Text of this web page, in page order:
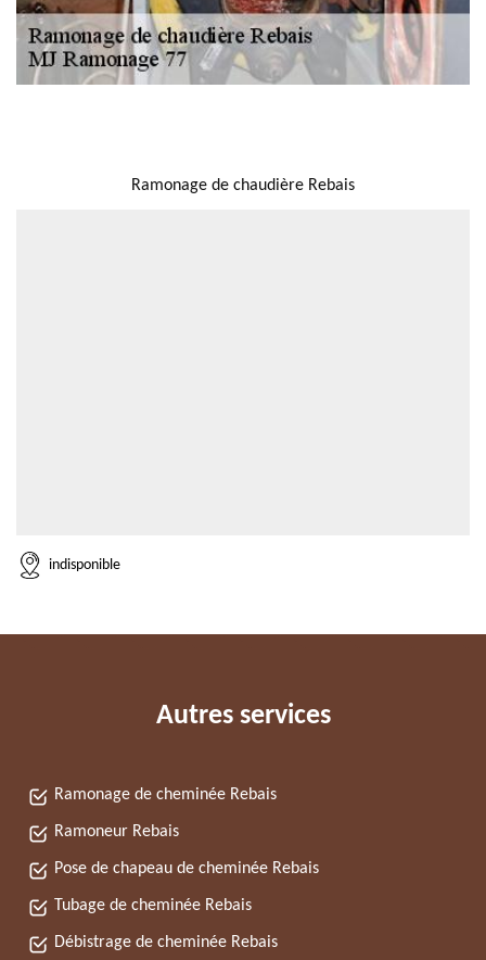
Ramonage de chaudière Rebais
indisponible
Autres services
Ramonage de cheminée Rebais
Ramoneur Rebais
Pose de chapeau de cheminée Rebais
Tubage de cheminée Rebais
Débistrage de cheminée Rebais